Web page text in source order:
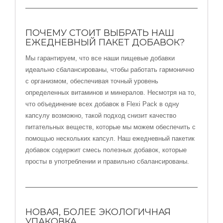
ПОЧЕМУ СТОИТ ВЫБРАТЬ НАШ
ЕЖЕДНЕВНЫЙ ПАКЕТ ДОБАВОК?
Мы гарантируем, что все наши пищевые добавки
идеально сбалансированы, чтобы работать гармонично
с организмом, обеспечивая точный уровень
определенных витаминов и минералов. Несмотря на то,
что объединение всех добавок в Flexi Pack в одну
капсулу возможно, такой подход снизит качество
питательных веществ, которые мы можем обеспечить с
помощью нескольких капсул. Наш ежедневный пакетик
добавок содержит смесь полезных добавок, которые
просты в употреблении и правильно сбалансированы.
НОВАЯ, БОЛЕЕ ЭКОЛОГИЧНАЯ